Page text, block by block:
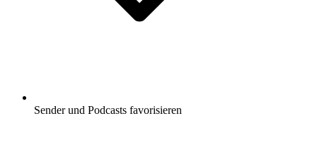
Sender und Podcasts favorisieren